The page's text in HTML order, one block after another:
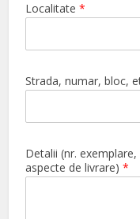
Localitate*
Strada, numar, bloc,
Detalii (nr.
aspecte de livrare)*